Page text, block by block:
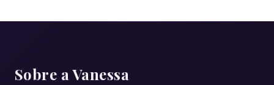
Sobre a Vanessa